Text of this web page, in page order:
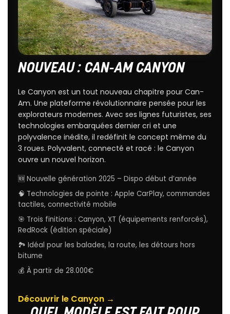
NOUVEAU : CAN-AM CANYON
Le Canyon est un tout nouveau chapitre pour Can-
Am. Une plateforme révolutionnaire pensée pour les
explorateurs modernes. Avec ses lignes futuristes, ses
technologies embarquées dernier cri et une
polyvalence inédite, il redéfinit le concept même du
3 roues. Polyvalent, connecté et racé : le Canyon
ouvre un nouvel horizon.
🆕 Nouvelle génération 2025 – Dispo début d’année
🧠 Technologies de pointe : Apple CarPlay, commandes
tactiles, connectivité mobile
🎯 Trois finitions : Canyon, XT (équipements renforcés),
RedRock (édition spéciale)
🏞️ Idéal pour les balades, la route, les détours hors
bitume
💰 À partir de 28.000€
Découvrir le Canyon →